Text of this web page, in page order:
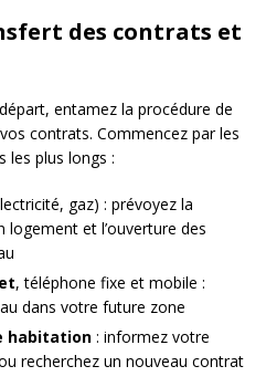
des contrats et
entamez la procédure de
contrats. Commencez par les
les plus longs :
gaz) : prévoyez la
et l’ouverture des
, téléphone fixe et mobile :
dans votre future zone
habitation : informez votre
recherchez un nouveau contrat